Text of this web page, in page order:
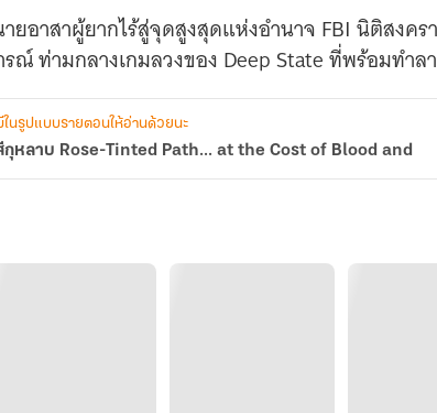
ยอาสาผู้ยากไร้สู่จุดสูงสุดแห่งอำนาจ FBI นิติสงค
ณ์ ท่ามกลางเกมลวงของ Deep State ที่พร้อมทำล
ในรูปแบบรายตอนให้อ่านด้วยนะ
กุหลาบ Rose-Tinted Path... at the Cost of Blood and